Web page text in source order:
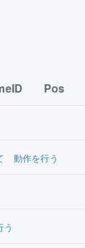
Pos
動作を行う